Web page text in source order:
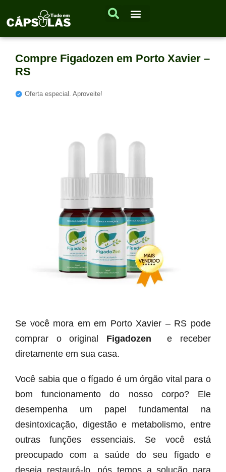
Compre Figadozen em Porto Xavier –
RS
Oferta especial. Aproveite!
Se você mora em em Porto Xavier – RS pode
comprar o original Figadozen
e receber
diretamente em sua casa.
Você sabia que o fígado é um órgão vital para o
bom funcionamento do nosso corpo? Ele
desempenha um papel fundamental na
desintoxicação, digestão e metabolismo, entre
outras funções essenciais. Se você está
preocupado com a saúde do seu fígado e